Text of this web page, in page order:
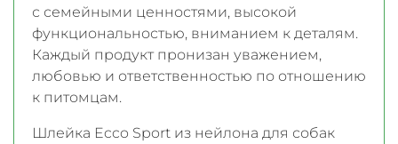
с семейными ценностями, высокой
функциональностью, вниманием к деталям.
Каждый продукт пронизан уважением,
любовью и ответственностью по отношению
к питомцам.
Шлейка Ecco Sport из нейлона для собак